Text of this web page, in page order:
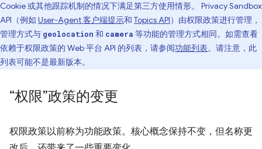
Cookie 或其他跟踪机制的情况下满足第三方使用情形。 Privacy Sandbox
API（例如 User-Agent 客户端提示和 Topics API）由权限政策进行管理，
管理方式与 geolocation 和 camera 等功能的管理方式相同。如需查看
依赖于权限政策的 Web 平台 API 的列表，请参阅功能列表。请注意，此
列表可能不是最新版本。
“权限”政策的变更
权限政策以前称为功能政策。核心概念保持不变，但名称更